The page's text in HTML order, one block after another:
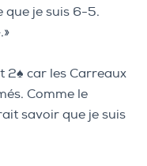
que je suis 6-5.
2♠ car les Carreaux
Comme le
savoir que je suis